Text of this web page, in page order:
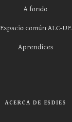
A fondo
Espacio común ALC-UE
Aprendices
ACERCA DE ESDIES